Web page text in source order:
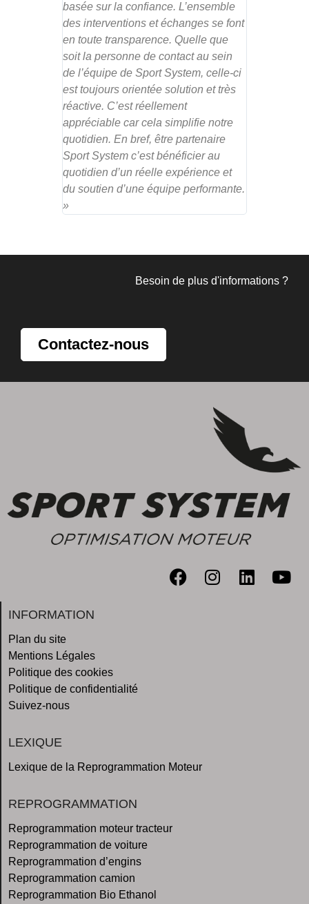
basée sur la confiance. L’ensemble
des interventions et échanges se font
en toute transparence. Quelle que
soit la personne de contact au sein
de l’équipe de Sport System, celle-ci
est toujours orientée solution et très
réactive. C’est réellement
appréciable car cela simplifie notre
quotidien. En bref, être partenaire
Sport System c’est bénéficier au
quotidien d’un réelle expérience et
du soutien d’une équipe performante.
»
Besoin de plus d'informations ?
Contactez-nous
INFORMATION
Plan du site
Mentions Légales
Politique des cookies
Politique de confidentialité
Suivez-nous
LEXIQUE
Lexique de la Reprogrammation Moteur
REPROGRAMMATION
Reprogrammation moteur tracteur
Reprogrammation de voiture
Reprogrammation d’engins
Reprogrammation camion
Reprogrammation Bio Ethanol